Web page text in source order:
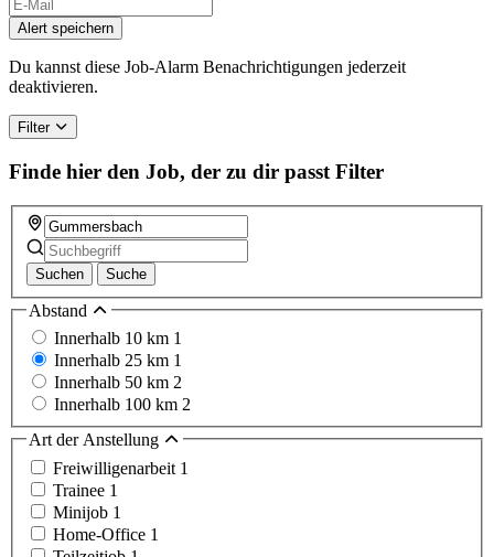
Alert speichern
Du kannst diese Job-Alarm Benachrichtigungen jederzeit
deaktivieren.
Filter
Finde hier den Job, der zu dir passt Filter
Suchen Suche
Abstand
Innerhalb 10 km 1
Innerhalb 25 km 1
Innerhalb 50 km 2
Innerhalb 100 km 2
Art der Anstellung
Freiwilligenarbeit 1
Trainee 1
Minijob 1
Home-Office 1